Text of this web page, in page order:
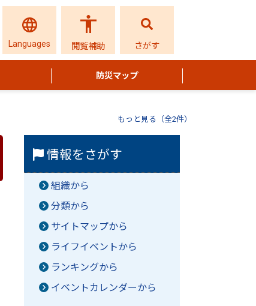
Languages 閲覧補助 さがす
防災マップ
もっと見る（全2件）
情報をさがす
組織から
分類から
サイトマップから
ライフイベントから
ランキングから
イベントカレンダーから